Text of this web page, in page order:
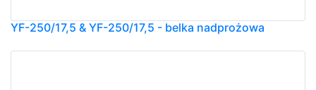
YF-250/17,5 & YF-250/17,5 - belka nadprożowa